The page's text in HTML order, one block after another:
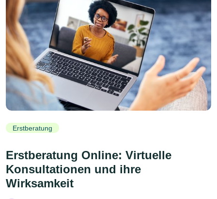
Erstberatung
Erstberatung Online: Virtuelle
Konsultationen und ihre
Wirksamkeit